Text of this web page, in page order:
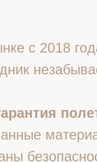
с 2018